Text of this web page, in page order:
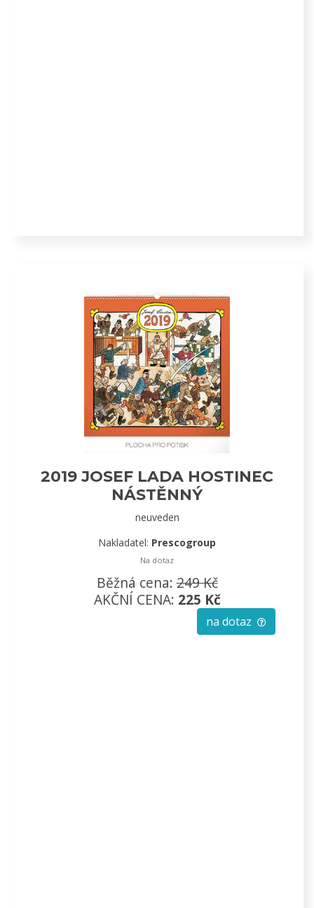
2019 JOSEF LADA HOSTINEC
NÁSTĚNNÝ
neuveden
Nakladatel: Prescogroup
Na dotaz
Běžná cena:249 Kč
AKČNÍ CENA: 225 Kč
na dotaz